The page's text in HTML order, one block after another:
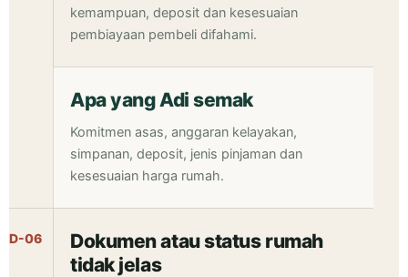
kemampuan, deposit dan kesesuaian
pembiayaan pembeli difahami.
Apa yang Adi semak
Komitmen asas, anggaran kelayakan,
simpanan, deposit, jenis pinjaman dan
kesesuaian harga rumah.
D-06
Dokumen atau status rumah
tidak jelas